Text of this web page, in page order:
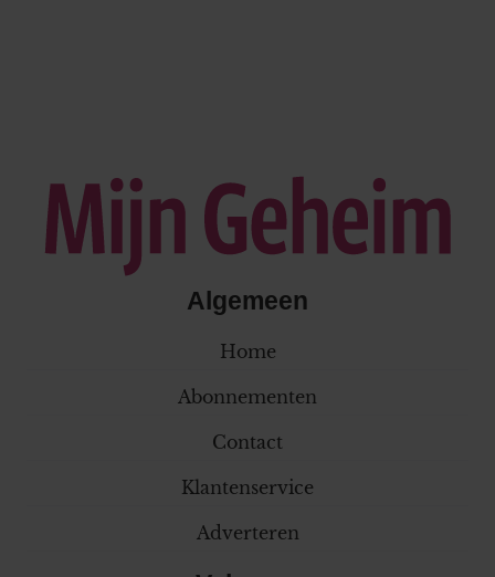
Algemeen
Home
Abonnementen
Contact
Klantenservice
Adverteren